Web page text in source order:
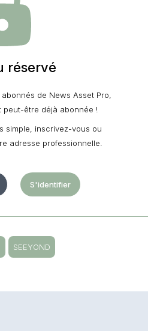
réservé
de News Asset Pro,
peut-être déjà abonnée !
simple, inscrivez-vous ou
adresse professionnelle.
S'identifier
SEEYOND